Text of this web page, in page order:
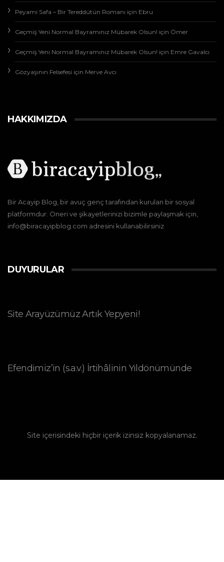
Peyami Safa – Bir Tereddütün Romanı için Ebru
Geçmiş Yeni Normal Bayramınız Mübarek Olsun! için Ömer
Geçmiş Yeni Normal Bayramınız Mübarek Olsun! için Emre Gavalcı
Gözyaşının Felsefesi için Merve Avcı
HAKKIMIZDA
Bir Acayip Blog, bir avuç genç tarafından kurulan bir sosyal
platformdur. Öneri ve şikayetlerinizi bizimle paylaşmak için,
info@biracayipblog.com adresini kullanabilirsiniz
DUYURULAR
Site Arayüzümüz Artık Yepyeni!
Efendimiz’in (s.a.v.) İrtihâlinin Yıldönümünde
Site içerisindeki hiçbir içerik izinsiz kopyalanamaz.